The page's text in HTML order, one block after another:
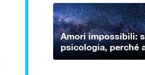
Amori impossibili:
psicologia, perché